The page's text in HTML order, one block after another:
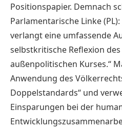
Positionspapier. Demnach
Parlamentarische Linke
verlangt eine umfassende
selbstkritische Reflexion
außenpolitischen Kurses.“
Anwendung des
Doppelstandards“ und
Einsparungen bei der